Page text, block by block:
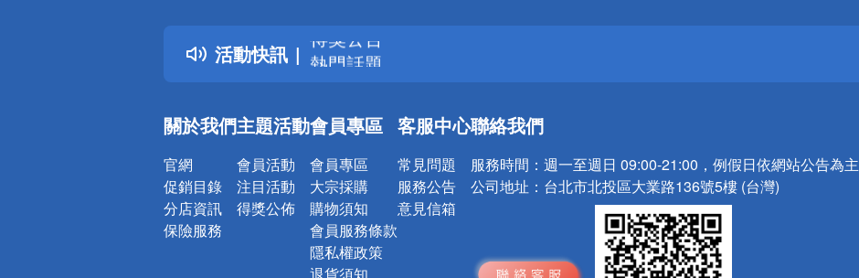
活動快訊
得獎公告
熱門話題
銀行優惠
詐騙網頁！請小心！
關於我們
官網
促銷目錄
分店資訊
保險服務
主題活動
會員活動
注目活動
得獎公佈
會員專區
會員專區
大宗採購
購物須知
會員服務條款
隱私權政策
客服中心
常見問題
服務公告
意見信箱
聯絡我們
服務時間： 週一至週日 09:00-21:00，例假日依網站公告為主
公司地址： 台北市北投區大業路136號5樓 (台灣)